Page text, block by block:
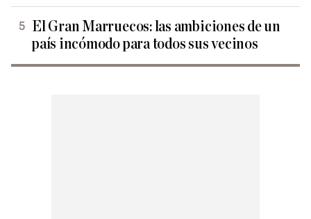
El Gran Marruecos: las ambiciones de un
país incómodo para todos sus vecinos